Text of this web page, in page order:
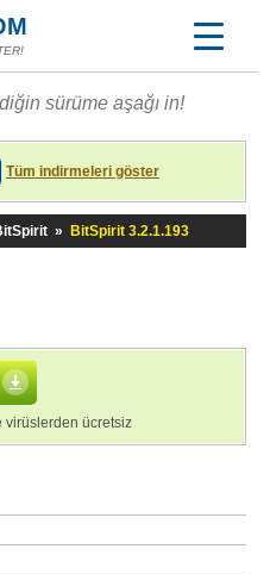
sürüme aşağı in!
Tüm indirmeleri göster
» BitSpirit 3.2.1.193
virüslerden ücretsiz